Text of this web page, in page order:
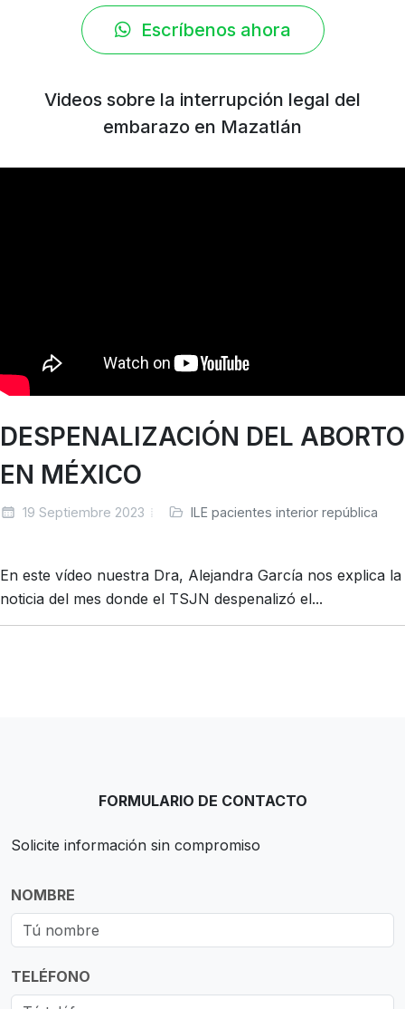
Escríbenos ahora
Videos sobre la interrupción legal del
embarazo en Mazatlán
DESPENALIZACIÓN DEL ABORTO
EN MÉXICO
19 Septiembre 2023 ILE pacientes interior república
En este vídeo nuestra Dra, Alejandra García nos explica la
noticia del mes donde el TSJN despenalizó el...
FORMULARIO DE CONTACTO
Solicite información sin compromiso
NOMBRE
TELÉFONO